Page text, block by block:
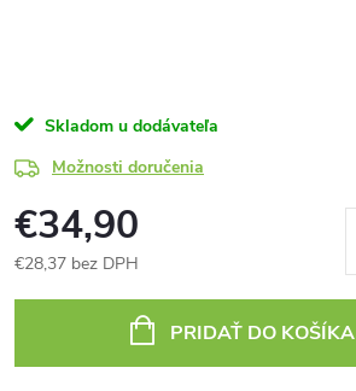
Skladom u dodávateľa
Možnosti doručenia
€34,90
€28,37 bez DPH
PRIDAŤ DO KOŠÍKA